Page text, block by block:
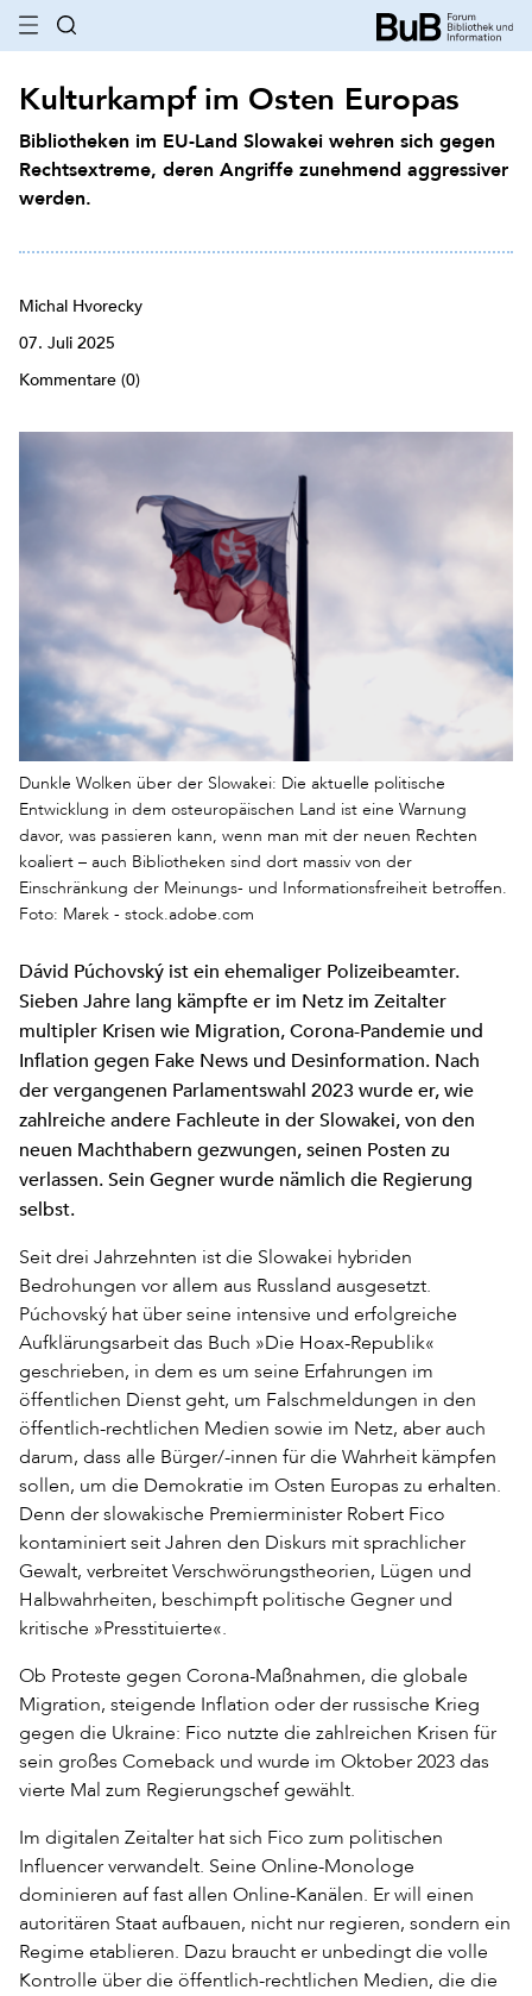
Kulturkampf im Osten Europas
Bibliotheken im EU-Land Slowakei wehren sich gegen
Rechtsextreme, deren Angriffe zunehmend aggressiver
werden.
Michal Hvorecky
07. Juli 2025
Kommentare (0)
Dunkle Wolken über der Slowakei: Die aktuelle politische
Entwicklung in dem osteuropäischen Land ist eine Warnung
davor, was passieren kann, wenn man mit der neuen Rechten
koaliert – auch Bibliotheken sind dort massiv von der
Einschränkung der Meinungs- und Informationsfreiheit betroffen.
Foto: Marek - stock.adobe.com
Dávid Púchovský ist ein ehemaliger Polizeibeamter.
Sieben Jahre lang kämpfte er im Netz im Zeitalter
multipler Krisen wie Migration, Corona-Pandemie und
Inflation gegen Fake News und Desinformation. Nach
der vergangenen Parlamentswahl 2023 wurde er, wie
zahlreiche andere Fachleute in der Slowakei, von den
neuen Machthabern gezwungen, seinen Posten zu
verlassen. Sein Gegner wurde nämlich die Regierung
selbst.
Seit drei Jahrzehnten ist die Slowakei hybriden
Bedrohungen vor allem aus Russland ausgesetzt.
Púchovský hat über seine intensive und erfolgreiche
Aufklärungsarbeit das Buch »Die Hoax-Republik«
geschrieben, in dem es um seine Erfahrungen im
öffentlichen Dienst geht, um Falschmeldungen in den
öffentlich-rechtlichen Medien sowie im Netz, aber auch
darum, dass alle Bürger/-innen für die Wahrheit kämpfen
sollen, um die Demokratie im Osten Europas zu erhalten.
Denn der slowakische Premierminister Robert Fico
kontaminiert seit Jahren den Diskurs mit sprachlicher
Gewalt, verbreitet Verschwörungstheorien, Lügen und
Halbwahrheiten, beschimpft politische Gegner und
kritische »Presstituierte«.
Ob Proteste gegen Corona-Maßnahmen, die globale
Migration, steigende Inflation oder der russische Krieg
gegen die Ukraine: Fico nutzte die zahlreichen Krisen für
sein großes Comeback und wurde im Oktober 2023 das
vierte Mal zum Regierungschef gewählt.
Im digitalen Zeitalter hat sich Fico zum politischen
Influencer verwandelt. Seine Online-Monologe
dominieren auf fast allen Online-Kanälen. Er will einen
autoritären Staat aufbauen, nicht nur regieren, sondern ein
Regime etablieren. Dazu braucht er unbedingt die volle
Kontrolle über die öffentlich-rechtlichen Medien, die die